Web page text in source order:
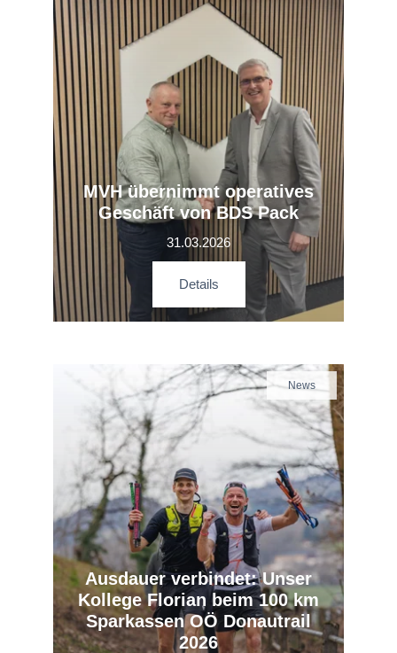
MVH übernimmt operatives
Geschäft von BDS Pack
31.03.2026
Details
News
Ausdauer verbindet: Unser
Kollege Florian beim 100 km
Sparkassen OÖ Donautrail
2026